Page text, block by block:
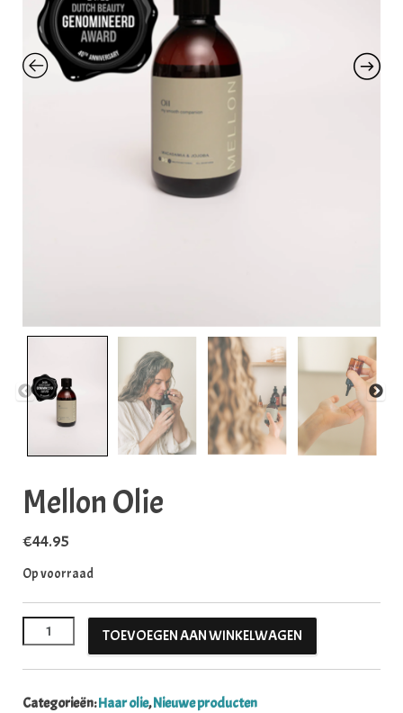
Mellon Olie
€44.95
Op voorraad
Mellon Olie aantalTOEVOEGEN AAN WINKELWAGEN
Categorieën:Haar olie,Nieuwe producten